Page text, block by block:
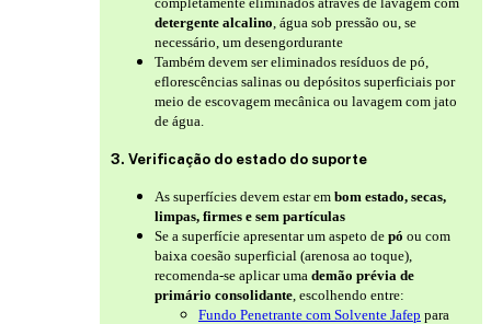
detergente alcalino , água sob pressão ou, se
necessário, um desengordurante
Também devem ser eliminados resíduos de pó,
eflorescências salinas ou depósitos superficiais por
meio de escovagem mecânica ou lavagem com jato
de água.
3. Verificação do estado do suporte
As superfícies devem estar em bom estado, secas,
limpas, firmes e sem partículas
Se a superfície apresentar um aspeto de pó ou com
baixa coesão superficial (arenosa ao toque),
recomenda-se aplicar uma demão prévia de
primário consolidante , escolhendo entre:
Fundo Penetrante com Solvente Jafep para